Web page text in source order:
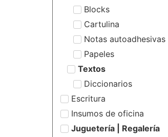
Blocks
Cartulina
Notas autoadhesivas
Papeles
Textos
Diccionarios
Escritura
Insumos de oficina
Juguetería | Regalería